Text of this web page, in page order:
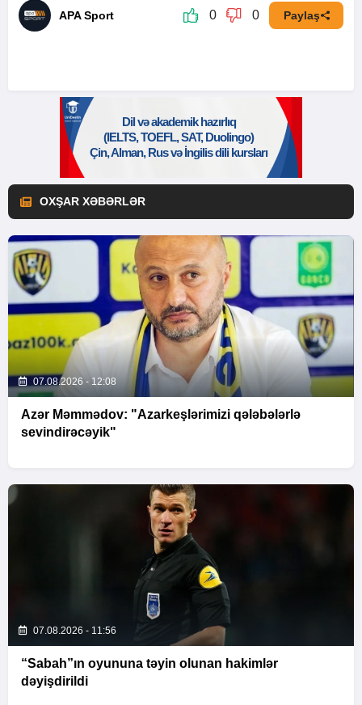
APA Sport 0 0 Paylaş
OXŞAR XƏBƏRLƏR
07.08.2026 - 12:08
Azər Məmmədov: "Azarkeşlərimizi qələbələrlə
sevindirəcəyik"
07.08.2026 - 11:56
“Sabah”ın oyununa təyin olunan hakimlər
dəyişdirildi